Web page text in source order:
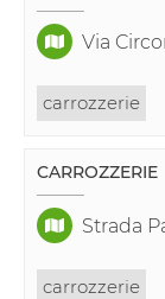
Via
carrozzerie
CARROZZERIE
Strada
carrozzerie